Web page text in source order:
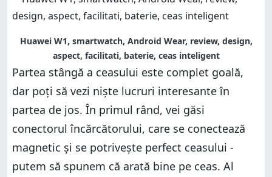
Huawei W1, smartwatch, Android Wear, review, design,
aspect, facilitati, baterie, ceas inteligent
Partea stângă a ceasului este complet goală,
dar poți să vezi niște lucruri interesante în
partea de jos. În primul rând, vei găsi
conectorul încărcătorului, care se conectează
magnetic și se potrivește perfect ceasului -
putem să spunem că arată bine pe ceas. Al